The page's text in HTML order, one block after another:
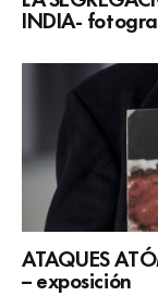
INDIA-
ATAQUES
– exposición